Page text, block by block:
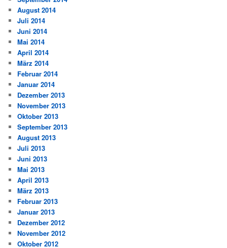
August 2014
Juli 2014
Juni 2014
Mai 2014
April 2014
März 2014
Februar 2014
Januar 2014
Dezember 2013
November 2013
Oktober 2013
September 2013
August 2013
Juli 2013
Juni 2013
Mai 2013
April 2013
März 2013
Februar 2013
Januar 2013
Dezember 2012
November 2012
Oktober 2012